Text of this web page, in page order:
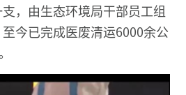
，由生态环境局干部员工组
今已完成医废清运6000余公